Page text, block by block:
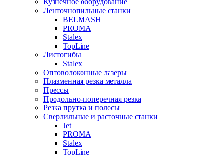
Кузнечное оборудование
Ленточнопильные станки
BELMASH
PROMA
Stalex
TopLine
Листогибы
Stalex
Оптоволоконные лазеры
Плазменная резка металла
Прессы
Продольно-поперечная резка
Резка прутка и полосы
Сверлильные и расточные станки
Jet
PROMA
Stalex
TopLine